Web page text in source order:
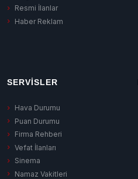
Resmi İlanlar
Haber Reklam
SERVISLER
Hava Durumu
Puan Durumu
Firma Rehberi
Vefat İlanları
Sinema
Namaz Vakitleri